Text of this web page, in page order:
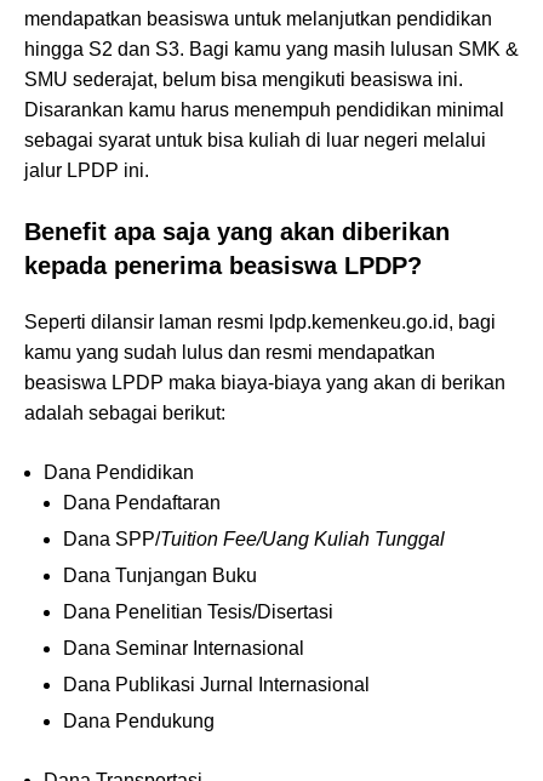
mendapatkan beasiswa untuk melanjutkan pendidikan
hingga S2 dan S3. Bagi kamu yang masih lulusan SMK &
SMU sederajat, belum bisa mengikuti beasiswa ini.
Disarankan kamu harus menempuh pendidikan minimal
sebagai syarat untuk bisa kuliah di luar negeri melalui
jalur LPDP ini.
Benefit apa saja yang akan diberikan
kepada penerima beasiswa LPDP?
Seperti dilansir laman resmi lpdp.kemenkeu.go.id, bagi
kamu yang sudah lulus dan resmi mendapatkan
beasiswa LPDP maka biaya-biaya yang akan di berikan
adalah sebagai berikut:
Dana Pendidikan
Dana Pendaftaran
Dana SPP/Tuition Fee/Uang Kuliah Tunggal
Dana Tunjangan Buku
Dana Penelitian Tesis/Disertasi
Dana Seminar Internasional
Dana Publikasi Jurnal Internasional
Dana Pendukung